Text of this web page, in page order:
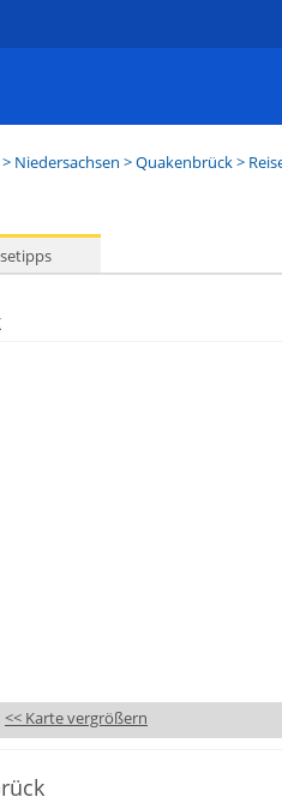
> Niedersachsen >Quakenbrück>
<< Karte vergrößern